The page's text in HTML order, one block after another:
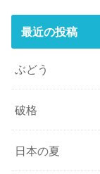
最近の投稿
ぶどう
破格
日本の夏